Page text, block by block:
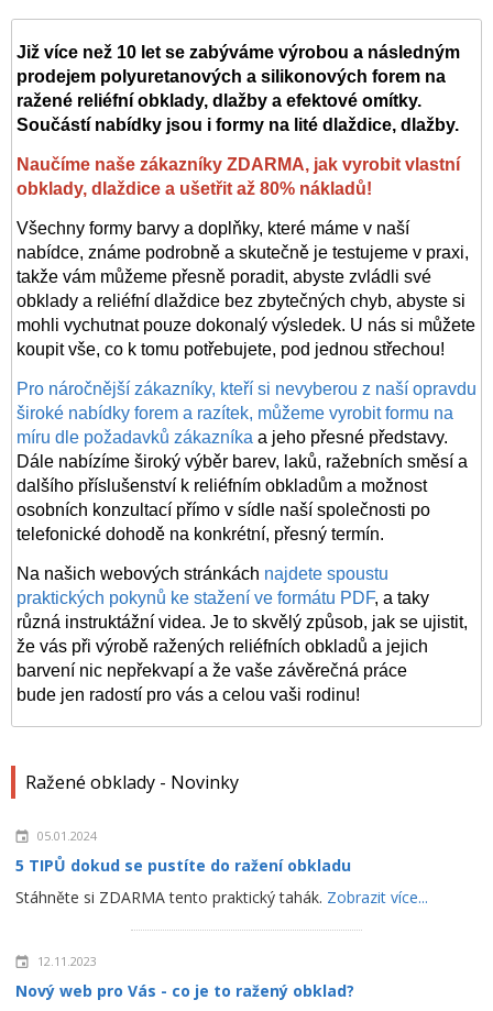
Ražené obklady - Novinky
05.01.2024
5 TIPŮ dokud se pustíte do ražení obkladu
Stáhněte si ZDARMA tento praktický tahák. Zobrazit více...
12.11.2023
Nový web pro Vás - co je to ražený obklad?
Již více než 10 let se zabýváme výrobou a následným
prodejem polyuretanových a silikonových forem na
ražené reliéfní obklady, dlažby a efektové omítky.
Součástí nabídky jsou i formy na lité dlaždice, dlažby.
Naučíme naše zákazníky ZDARMA, jak vyrobit vlastní
obklady, dlaždice a ušetřit až 80% nákladů!
Všechny formy barvy a doplňky, které máme v naší
nabídce, známe podrobně a skutečně je testujeme v praxi,
takže vám můžeme přesně poradit, abyste zvládli své
obklady a reliéfní dlaždice bez zbytečných chyb, abyste si
mohli vychutnat pouze dokonalý výsledek. U nás si můžete
koupit vše, co k tomu potřebujete, pod jednou střechou!
Pro náročnější zákazníky, kteří si nevyberou z naší opravdu
široké nabídky forem a razítek, můžeme vyrobit formu na
míru dle požadavků zákazníka a jeho přesné představy.
Dále nabízíme široký výběr barev, laků, ražebních směsí a
dalšího příslušenství k reliéfním obkladům a možnost
osobních konzultací přímo v sídle naší společnosti po
telefonické dohodě na konkrétní, přesný termín.
Na našich webových stránkách najdete spoustu
praktických pokynů ke stažení ve formátu PDF, a taky
různá instruktážní videa. Je to skvělý způsob, jak se ujistit,
že vás při výrobě ražených reliéfních obkladů a jejich
barvení nic nepřekvapí a že vaše závěrečná práce
bude jen radostí pro vás a celou vaši rodinu!